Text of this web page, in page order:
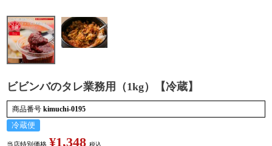
ビビンバのタレ業務用（1kg）【冷蔵】
商品番号 kimuchi-0195
冷蔵便
当店特別価格 ¥1,348 税込